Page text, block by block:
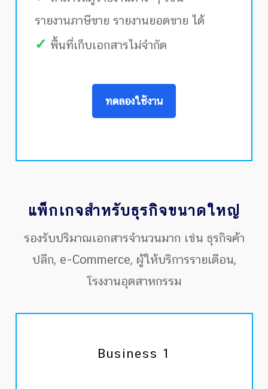
รายงานภาษีขาย รายงานยอดขาย ได้
✓ พื้นที่เก็บเอกสารไม่จำกัด
ทดลองใช้งาน
แพ็กเกจสำหรับธุรกิจขนาดใหญ่
รองรับปริมาณเอกสารจำนวนมาก เช่น ธุรกิจค้า
ปลีก, e-Commerce, ผู้ให้บริการรายเดือน,
โรงงานอุตสาหกรรม
Business 1